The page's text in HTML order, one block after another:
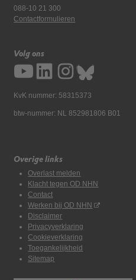
088-10 21 300
Contactformulieren
Volg ons
KvK nummer: 58315373
btw-nummer: NL 852981806 B01
Overige links
Overlast melden
Klacht tegen OD NHN
Contact
Werken bij OD NHN
Disclaimer
Privacyverklaring
Cookieverklaring
Toegankelijkheid
Sitemap